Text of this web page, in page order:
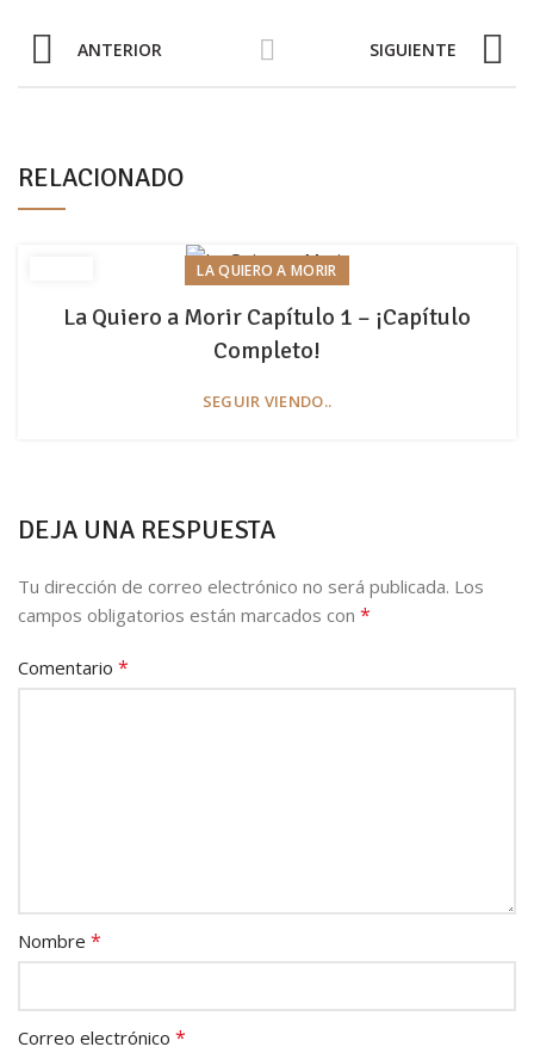
ANTERIOR SIGUIENTE
RELACIONADO
LA QUIERO A MORIR
La Quiero a Morir Capítulo 1 – ¡Capítulo
Completo!
SEGUIR VIENDO..
DEJA UNA RESPUESTA
Tu dirección de correo electrónico no será publicada. Los
campos obligatorios están marcados con *
Comentario *
Nombre *
Correo electrónico *